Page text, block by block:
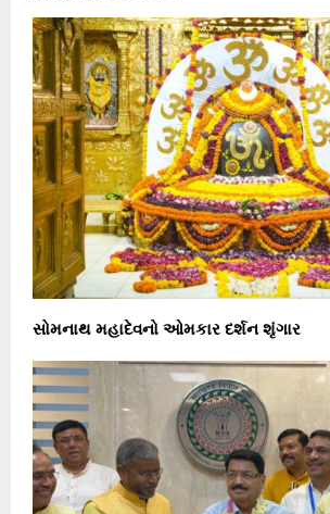
સોમનાથ મહાદેવનો ઓમકાર દર્શન શૃંગાર